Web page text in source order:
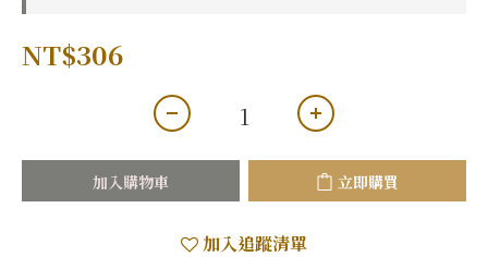
NT$306
加入購物車 立即購買
加入追蹤清單